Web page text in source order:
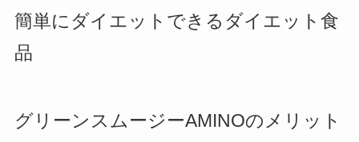
簡単にダイエットできるダイエット食
品
グリーンスムージーAMINOのメリット